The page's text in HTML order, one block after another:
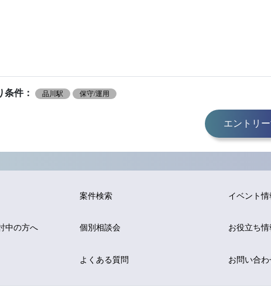
条件： 品川駅 保守/運用
エントリ
案件検索 イベント情
中の方へ 個別相談会 お役立ち情
よくある質問 お問い合わ